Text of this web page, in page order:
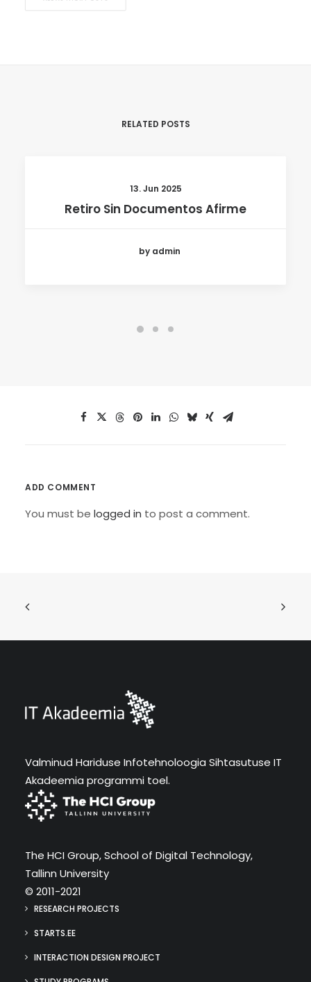
RELATED POSTS
13. Jun 2025
Retiro Sin Documentos Afirme
by admin
ADD COMMENT
You must be logged in to post a comment.
Valminud Hariduse Infotehnoloogia Sihtasutuse IT
Akadeemia programmi toel.
The HCI Group, School of Digital Technology,
Tallinn University
© 2011-2021
RESEARCH PROJECTS
STARTS.EE
INTERACTION DESIGN PROJECT